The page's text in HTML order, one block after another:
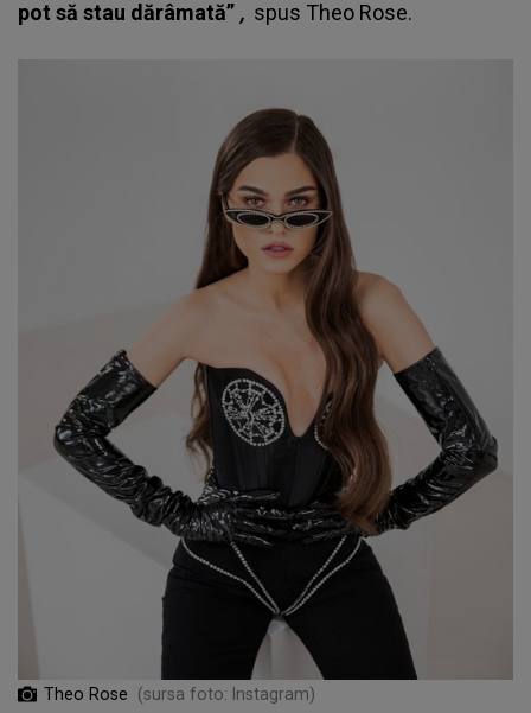
pot să stau dărâmată” , spus Theo Rose.
Theo Rose (sursa foto: Instagram)